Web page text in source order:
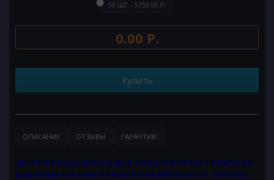
50 ШТ. - 5750.00 Р.
0.00 Р.
Купить
ОПИСАНИЕ ОТЗЫВЫ ГАРАНТИИ
Доставка воздушных шаров осуществляется с надутыми
шариками с гелием и обработкой HiFloat 30 см. Пастель.